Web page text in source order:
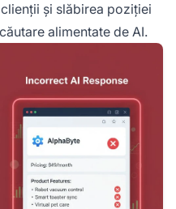
și slăbirea poziției
alimentate de AI.